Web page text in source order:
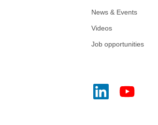
News & Events
Videos
Job opportunities